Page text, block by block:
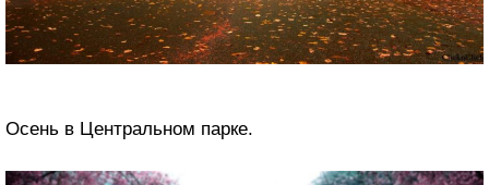
Осень в Центральном парке.